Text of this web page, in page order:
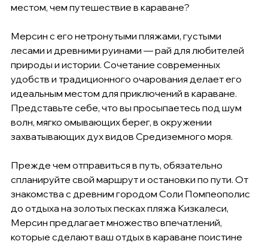
местом, чем путешествие в караване?
Мерсин с его нетронутыми пляжами, густыми
лесами и древними руинами — рай для любителей
природы и истории. Сочетание современных
удобств и традиционного очарования делает его
идеальным местом для приключений в караване.
Представьте себе, что вы просыпаетесь под шум
волн, мягко омывающих берег, в окружении
захватывающих дух видов Средиземного моря.
Прежде чем отправиться в путь, обязательно
спланируйте свой маршрут и остановки по пути. От
знакомства с древним городом Соли Помпеополис
до отдыха на золотых песках пляжа Кизкалеси,
Мерсин предлагает множество впечатлений,
которые сделают ваш отдых в караване поистине